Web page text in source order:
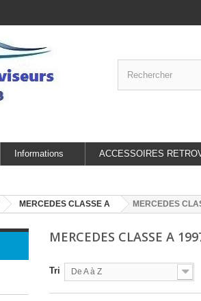
Informations ACCESSOIRES
MERCEDES CLASSE A MERCEDES
MERCEDES CLASSE A
Tri De A à Z